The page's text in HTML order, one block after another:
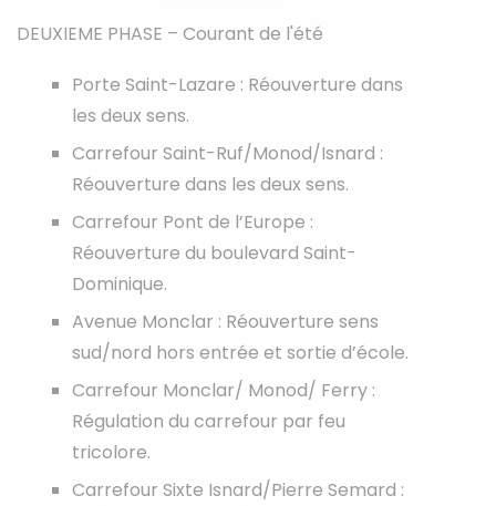
DEUXIEME PHASE – Courant de l'été
Porte Saint-Lazare : Réouverture dans
les deux sens.
Carrefour Saint-Ruf/Monod/Isnard :
Réouverture dans les deux sens.
Carrefour Pont de l’Europe :
Réouverture du boulevard Saint-
Dominique.
Avenue Monclar : Réouverture sens
sud/nord hors entrée et sortie d’école.
Carrefour Monclar/ Monod/ Ferry :
Régulation du carrefour par feu
tricolore.
Carrefour Sixte Isnard/Pierre Semard :